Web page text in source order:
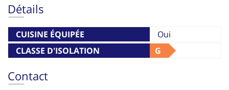
Détails
CUISINE ÉQUIPÉE
Oui
CLASSE D'ISOLATION
G
Contact